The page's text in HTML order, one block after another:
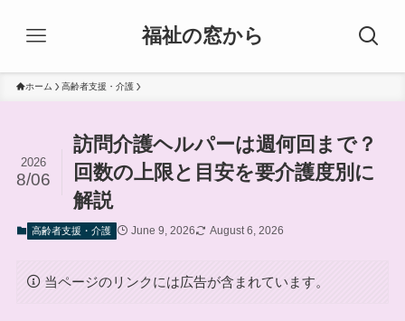
福祉の窓から
ホーム 高齢者支援・介護
訪問介護ヘルパーは週何回まで？
回数の上限と目安を要介護度別に
解説
2026
8/06
高齢者支援・介護 June 9, 2026 August 6, 2026
当ページのリンクには広告が含まれています。